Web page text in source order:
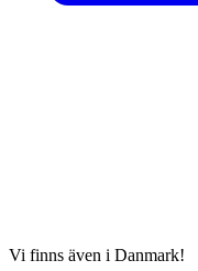
Vi finns även i Danmark!